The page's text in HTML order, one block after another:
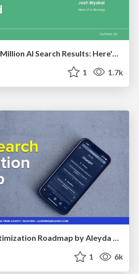
1 1.7k
The AI Search Optimization Roadmap by Aleyda Solis
1 6k